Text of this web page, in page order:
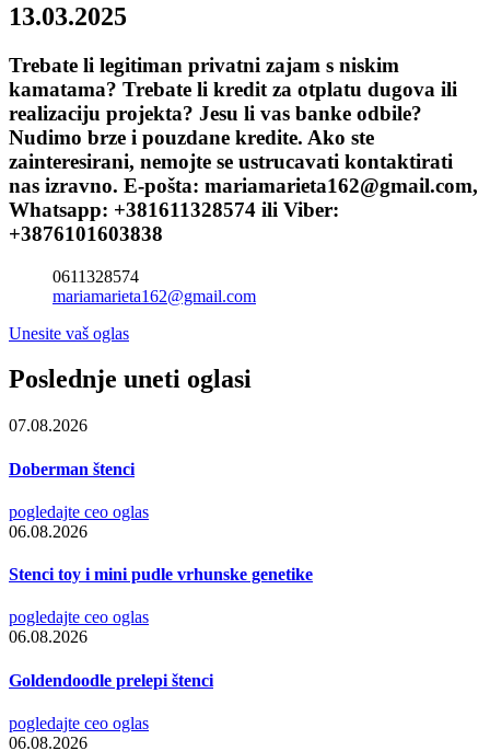
13.03.2025
Trebate li legitiman privatni zajam s niskim
kamatama? Trebate li kredit za otplatu dugova ili
realizaciju projekta? Jesu li vas banke odbile?
Nudimo brze i pouzdane kredite. Ako ste
zainteresirani, nemojte se ustrucavati kontaktirati
nas izravno. E-pošta: mariamarieta162@gmail.com,
Whatsapp: +381611328574 ili Viber:
+3876101603838
0611328574
mariamarieta162@gmail.com
Unesite vaš oglas
Poslednje uneti oglasi
07.08.2026
Doberman štenci
pogledajte ceo oglas
06.08.2026
Stenci toy i mini pudle vrhunske genetike
pogledajte ceo oglas
06.08.2026
Goldendoodle prelepi štenci
pogledajte ceo oglas
06.08.2026